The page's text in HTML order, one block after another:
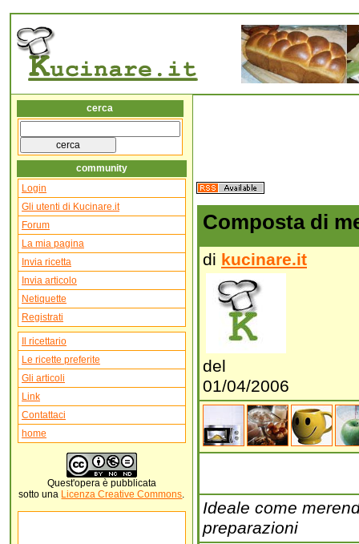
cerca
community
Login
Gli utenti di Kucinare.it
Forum
La mia pagina
Invia ricetta
Invia articolo
Netiquette
Registrati
Il ricettario
Le ricette preferite
Gli articoli
Link
Contattaci
home
Quest'opera è pubblicata
sotto una Licenza Creative Commons.
Composta di
di kucinare.it
del
01/04/2006
Ideale come
preparazioni